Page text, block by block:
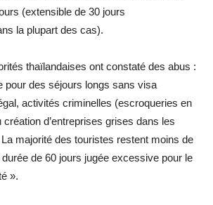
(extensible de 30 jours
la plupart des cas).
thaïlandaises ont constaté des abus :
pour des séjours longs sans visa
activités criminelles (escroqueries en
d’entreprises grises dans les
majorité des touristes restent moins de
de 60 jours jugée excessive pour le
».